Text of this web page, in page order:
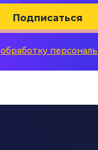
Подписаться
обработку